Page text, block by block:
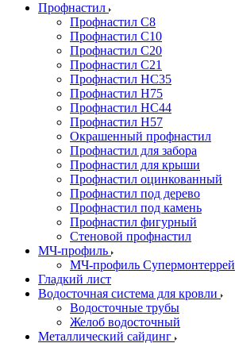
Профнастил
Профнастил С8
Профнастил С10
Профнастил С20
Профнастил С21
Профнастил НС35
Профнастил Н75
Профнастил HC44
Профнастил Н57
Окрашенный профнастил
Профнастил для забора
Профнастил для крыши
Профнастил оцинкованный
Профнастил под дерево
Профнастил под камень
Профнастил фигурный
Стеновой профнастил
МЧ-профиль
МЧ-профиль Супермонтеррей
Гладкий лист
Водосточная система для кровли
Водосточные трубы
Желоб водосточный
Металлический сайдинг